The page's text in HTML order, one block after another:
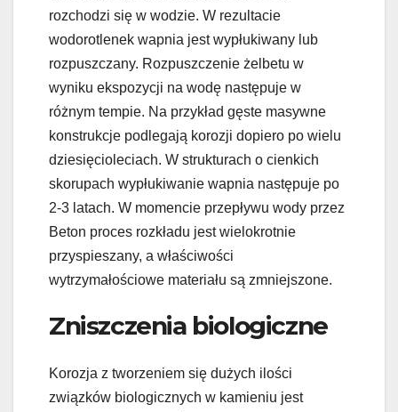
rozchodzi się w wodzie. W rezultacie
wodorotlenek wapnia jest wypłukiwany lub
rozpuszczany. Rozpuszczenie żelbetu w
wyniku ekspozycji na wodę następuje w
różnym tempie. Na przykład gęste masywne
konstrukcje podlegają korozji dopiero po wielu
dziesięcioleciach. W strukturach o cienkich
skorupach wypłukiwanie wapnia następuje po
2-3 latach. W momencie przepływu wody przez
Beton proces rozkładu jest wielokrotnie
przyspieszany, a właściwości
wytrzymałościowe materiału są zmniejszone.
Zniszczenia biologiczne
Korozja z tworzeniem się dużych ilości
związków biologicznych w kamieniu jest